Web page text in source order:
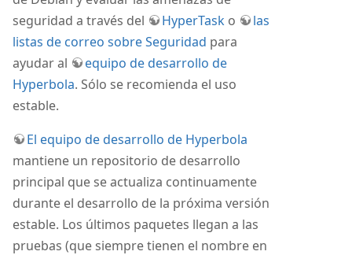
seguridad a través del
HyperTask o
las
listas de correo sobre Seguridad para
ayudar al
equipo de desarrollo de
Hyperbola. Sólo se recomienda el uso
estable.
El equipo de desarrollo de Hyperbola
mantiene un repositorio de desarrollo
principal que se actualiza continuamente
durante el desarrollo de la próxima versión
estable. Los últimos paquetes llegan a las
pruebas (que siempre tienen el nombre en